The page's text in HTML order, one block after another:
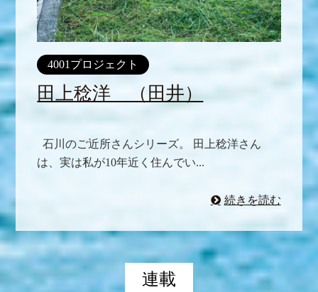
4001プロジェクト
田上稔洋 （田井）
石川のご近所さんシリーズ。 田上稔洋さん
は、実は私が10年近く住んでい...
続きを読む
連載